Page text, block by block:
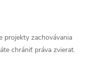
projekty zachovávania
chrániť práva zvierat.